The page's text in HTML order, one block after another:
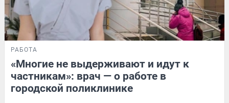
РАБОТА
«Многие не выдерживают и идут к
частникам»: врач — о работе в
городской поликлинике